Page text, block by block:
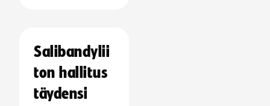
Salibandylii
ton hallitus
täydensi